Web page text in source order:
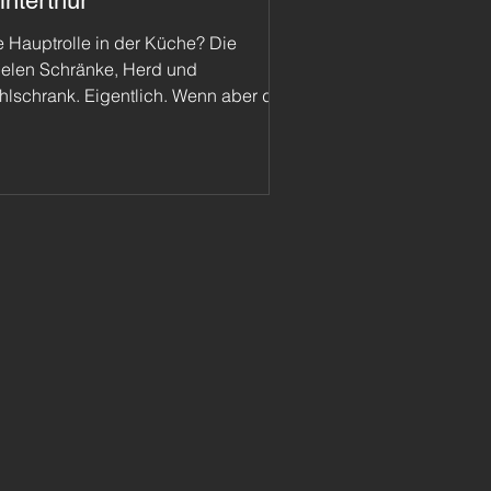
Hauptrolle in der Küche? Die
Schränke, Herd und
Eigentlich. Wenn aber das
sich kürzlich bei einer